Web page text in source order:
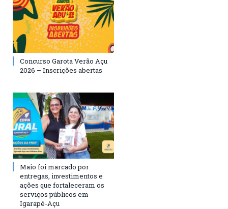
Concurso Garota Verão Açu
2026 – Inscrições abertas
Maio foi marcado por
entregas, investimentos e
ações que fortaleceram os
serviços públicos em
Igarapé-Açu